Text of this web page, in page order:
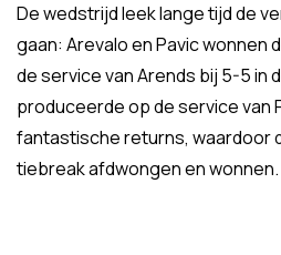
De wedstrijd leek lange tijd de
gaan: Arevalo en Pavic wonnen
de service van Arends bij 5-5 in
produceerde op de service van
fantastische returns, waardoor
tiebreak afdwongen en wonnen.